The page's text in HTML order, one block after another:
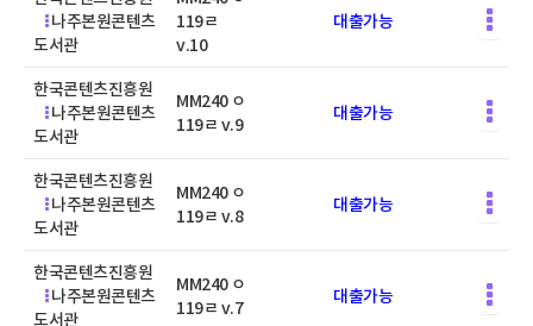
나주본원콘텐츠
도서관
119ㄹ
v.10
대출가능
한국콘텐츠진흥원
나주본원콘텐츠
도서관
MM240 ㅇ
119ㄹ v.9
대출가능
한국콘텐츠진흥원
나주본원콘텐츠
도서관
MM240 ㅇ
119ㄹ v.8
대출가능
한국콘텐츠진흥원
나주본원콘텐츠
도서관
MM240 ㅇ
119ㄹ v.7
대출가능